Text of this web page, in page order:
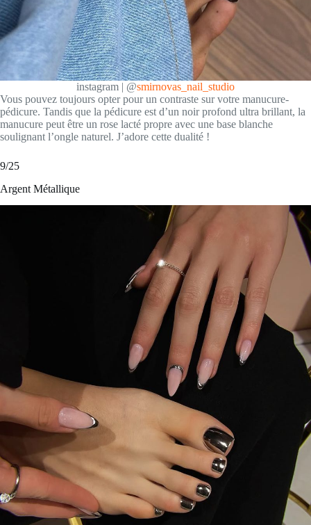
instagram | @smirnovas_nail_studio
Vous pouvez toujours opter pour un contraste sur votre manucure-
pédicure. Tandis que la pédicure est d’un noir profond ultra brillant, la
manucure peut être un rose lacté propre avec une base blanche
soulignant l’ongle naturel. J’adore cette dualité !
9/25
Argent Métallique